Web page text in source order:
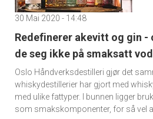
30 Mai 2020 - 14:48
Redefinerer akevitt og gin -
de seg ikke på smaksatt
Oslo Håndverksdestilleri gjør det
whiskydestillerier har gjort med
med ulike fattyper. I bunnen ligger
som smakskomponenter, for så vel